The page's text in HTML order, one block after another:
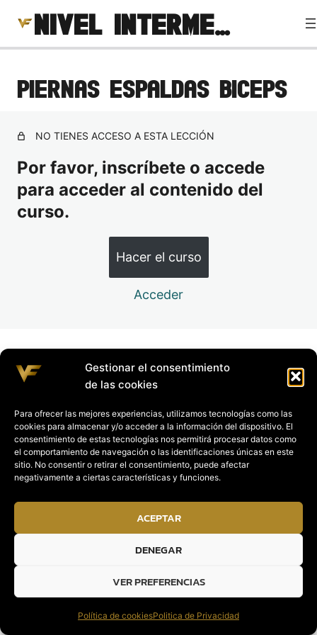
Gestionar el consentimiento
de las cookies
Para ofrecer las mejores experiencias, utilizamos tecnologías como las
cookies para almacenar y/o acceder a la información del dispositivo. El
consentimiento de estas tecnologías nos permitirá procesar datos como
el comportamiento de navegación o las identificaciones únicas en este
sitio. No consentir o retirar el consentimiento, puede afectar
negativamente a ciertas características y funciones.
ACEPTAR
DENEGAR
VER PREFERENCIAS
Política de cookiesPolitica de Privacidad
NIVEL INTERMEDIO
PIERNA GLUTEO HOMBRO
TREN INFERIOR PIERNA GLÚTEOS
PECTORAL TRICEPS HOMBRO
FULL BODY 2
PIERNAS ESPALDAS BICEPS
DIETA INTERMEDIO
PIERNAS ESPALDAS BICEPS
NO TIENES ACCESO A ESTA LECCIÓN
Por favor, inscríbete o accede
para acceder al contenido del
curso.
Hacer el curso
Acceder